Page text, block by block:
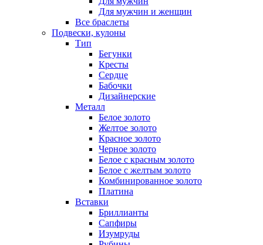
Для мужчин и женщин
Все браслеты
Подвески, кулоны
Тип
Бегунки
Кресты
Сердце
Бабочки
Дизайнерские
Металл
Белое золото
Желтое золото
Красное золото
Черное золото
Белое с красным золото
Белое с желтым золото
Комбинированное золото
Платина
Вставки
Бриллианты
Сапфиры
Изумруды